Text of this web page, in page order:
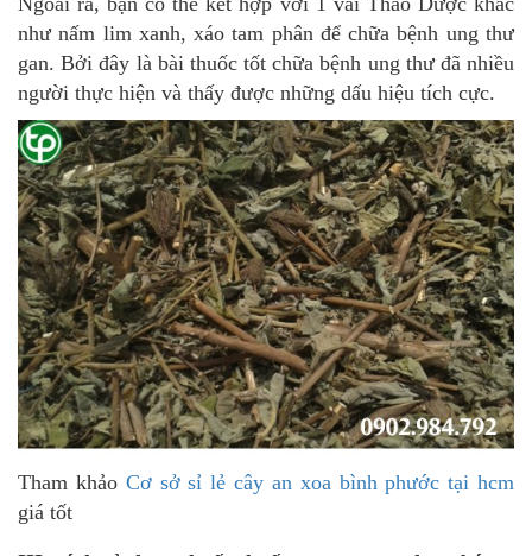
như nấm lim xanh, xáo tam phân để chữa bệnh ung thư
gan. Bởi đây là bài thuốc tốt chữa bệnh ung thư đã nhiều
người thực hiện và thấy được những dấu hiệu tích cực.
Tham khảo Cơ sở sỉ lẻ cây an xoa bình phước tại hcm
giá tốt